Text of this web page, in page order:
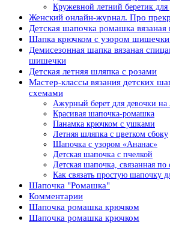
Кружевной летний беретик
Женский онлайн-журнал. Про
Детская шапочка ромашка вязаная
Шапка крючком с узором шишечки
Демисезонная шапка вязаная
шишечки
Детская летняя шляпка с розами
Мастер-классы вязания детских
схемами
Ажурный берет для девочки на
Красивая шапочка-ромашка
Панамка крючком с ушками
Летняя шляпка с цветком сбоку
Шапочка с узором «Ананас»
Детская шапочка с пчелкой
Детская шапочка, связанная по
Как связать простую шапочку
Шапочка "Ромашка"
Комментарии
Шапочка ромашка крючком
Шапочка ромашка крючком